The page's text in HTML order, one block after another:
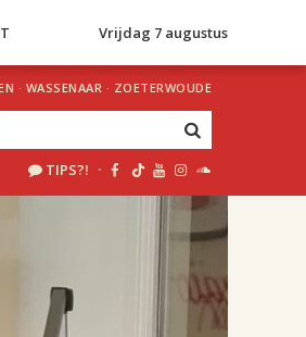
Vrijdag 7 augustus
· WASSENAAR · ZOETERWOUDE
TIPS?! ·
uur 1 van 2
Volgend uur